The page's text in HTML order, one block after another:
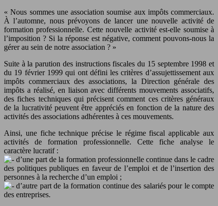
« Nous sommes une association soumise aux impôts commerciaux.
À l’automne, nous prévoyons de lancer une nouvelle activité de
formation professionnelle. Cette nouvelle activité est-elle soumise à
l’imposition ? Si la réponse est négative, comment pouvons-nous la
gérer au sein de notre association ? »
Suite à la parution des instructions fiscales du 15 septembre 1998 et
du 19 février 1999 qui ont défini les critères d’assujettissement aux
impôts commerciaux des associations, la Direction générale des
impôts a réalisé, en liaison avec différents mouvements associatifs,
des fiches techniques qui précisent comment ces critères généraux
de la lucrativité peuvent être appréciés en fonction de la nature des
activités des associations adhérentes à ces mouvements.
Ainsi, une fiche technique précise le régime fiscal applicable aux
activités de formation professionnelle. Cette fiche analyse le
caractère lucratif :
d’une part de la formation professionnelle continue dans le cadre
des politiques publiques en faveur de l’emploi et de l’insertion des
personnes à la recherche d’un emploi ;
d’autre part de la formation continue des salariés pour le compte
des entreprises.